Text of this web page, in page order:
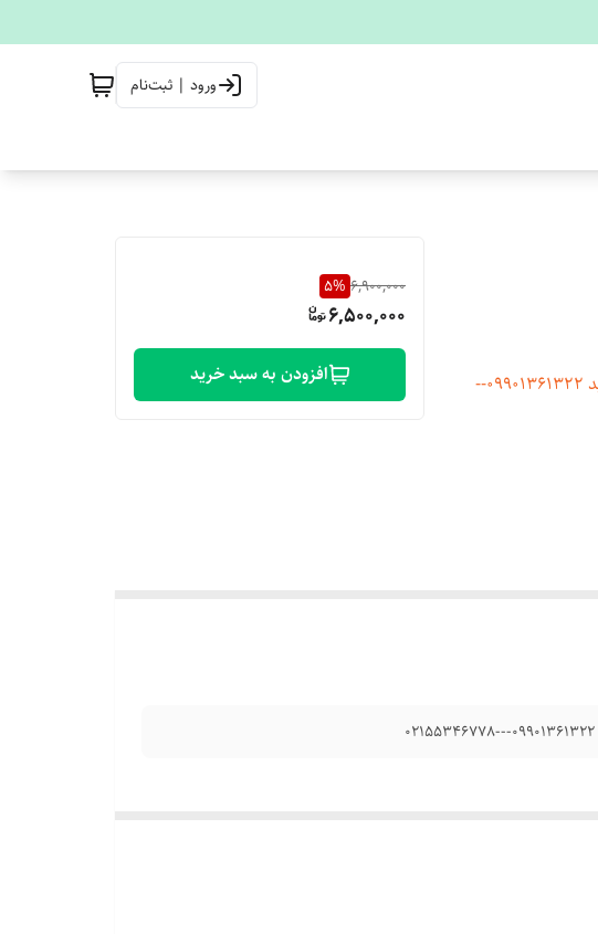
ورود | ثبت‌نام
برای خرید بصورت عمده و اطلاع از قیمت تماس بگیرید 09901361322--
6,900,000
5%
6,500,000
افزودن به سبد خرید